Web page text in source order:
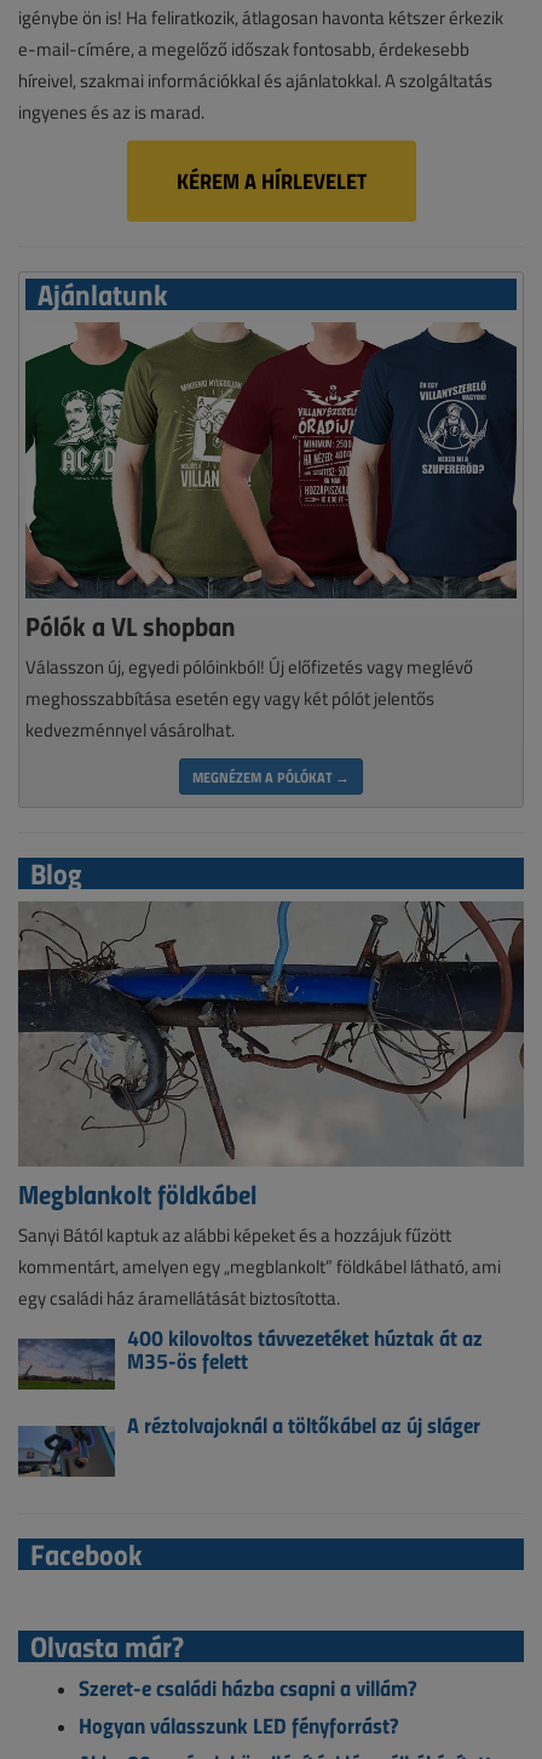
igénybe ön is! Ha feliratkozik, átlagosan havonta kétszer érkezik
e-mail-címére, a megelőző időszak fontosabb, érdekesebb
híreivel, szakmai információkkal és ajánlatokkal. A szolgáltatás
ingyenes és az is marad.
KÉREM A HÍRLEVELET
Ajánlatunk
Pólók a VL shopban
Válasszon új, egyedi pólóinkból! Új előfizetés vagy meglévő
meghosszabbítása esetén egy vagy két pólót jelentős
kedvezménnyel vásárolhat.
MEGNÉZEM A PÓLÓKAT →
Blog
Megblankolt földkábel
Sanyi Bától kaptuk az alábbi képeket és a hozzájuk fűzött
kommentárt, amelyen egy „megblankolt” földkábel látható, ami
egy családi ház áramellátását biztosította.
400 kilovoltos távvezetéket húztak át az
M35-ös felett
A réztolvajoknál a töltőkábel az új sláger
Facebook
Olvasta már?
Szeret-e családi házba csapni a villám?
Hogyan válasszunk LED fényforrást?